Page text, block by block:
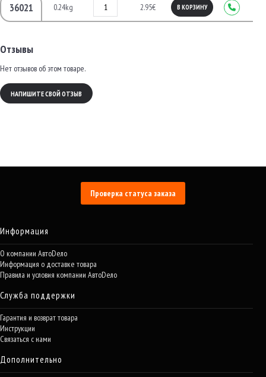
36021 0.24kg 2.95€ В КОРЗИНУ
Отзывы
Нет отзывов об этом товаре.
НАПИШИТЕ СВОЙ ОТЗЫВ
Проверка статуса заказа
Информация
О компании АвтоDело
Информация о доставке товара
Правила и условия компании АвтоDело
Служба поддержки
Гарантия и возврат товара
Инструкции
Связаться с нами
Дополнительно